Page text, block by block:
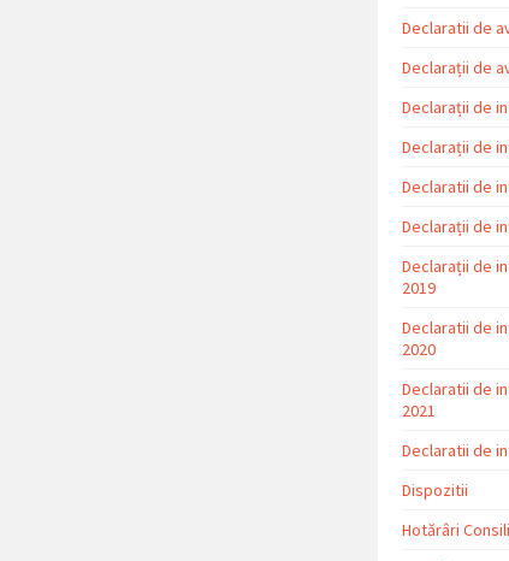
Declaratii de
Declarații de
Declarații de
Declarații de
Declaratii de
Declarații de
Declarații de
2019
Declaratii de
2020
Declaratii de
2021
Declaratii de
Dispozitii
Hotărâri